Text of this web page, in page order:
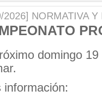
2026] NORMATIVA
domingo
información: